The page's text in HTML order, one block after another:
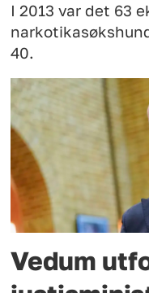
I 2013 var det 63
40.
Vedum